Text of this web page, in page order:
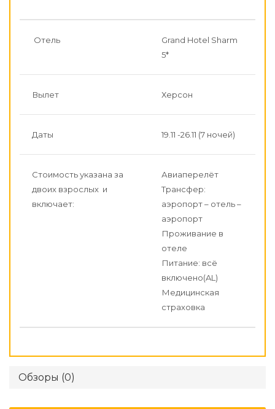
Отель
Grand Hotel Sharm
5*
Вылет Херсон
Даты 19.11 -26.11 (7 ночей)
Стоимость указана за
двоих взрослых и
включает:
Авиаперелёт
Трансфер:
аэропорт – отель –
аэропорт
Проживание в
отеле
Питание: всё
включено(AL)
Медицинская
страховка
Обзоры (0)